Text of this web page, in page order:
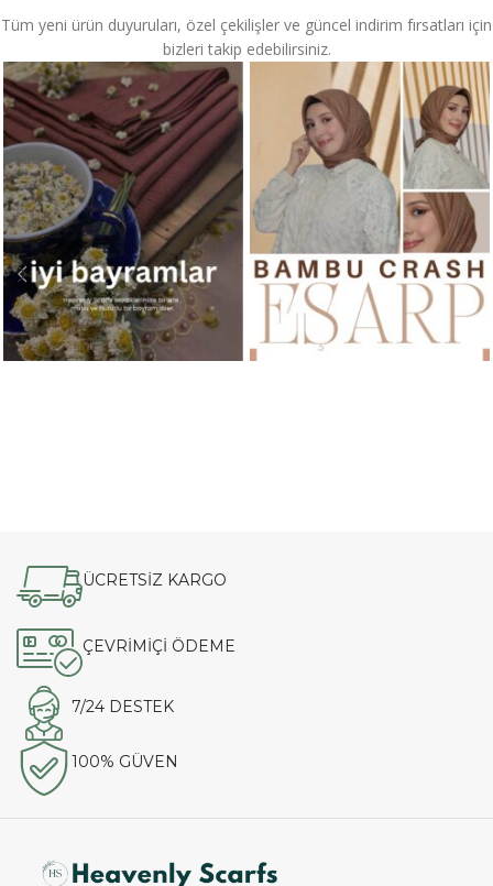
Tüm yeni ürün duyuruları, özel çekilişler ve güncel indirim fırsatları için
bizleri takip edebilirsiniz.
ÜCRETSİZ KARGO
ÇEVRİMİÇİ ÖDEME
7/24 DESTEK
100% GÜVEN